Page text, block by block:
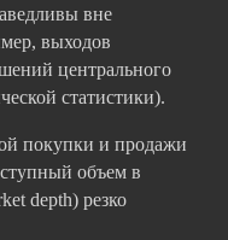
вне
выходов
центрального
статистики).
покупки и продажи
объем в
depth) резко